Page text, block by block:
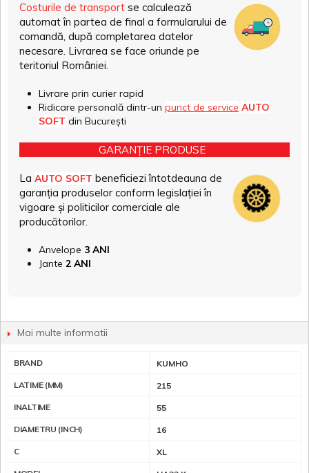
Costurile de transport se calculează
automat în partea de final a formularului de
comandă, după completarea datelor
necesare. Livrarea se face oriunde pe
teritoriul României.
Livrare prin curier rapid
Ridicare personală dintr-un punct de service AUTO
SOFT din București
GARANȚIE PRODUSE
La AUTO SOFT beneficiezi întotdeauna de
garanția produselor conform legislației în
vigoare și politicilor comerciale ale
producătorilor.
Anvelope 3 ANI
Jante 2 ANI
Mai multe informatii
BRAND KUMHO
LATIME (MM) 215
INALTIME 55
DIAMETRU (INCH) 16
C XL